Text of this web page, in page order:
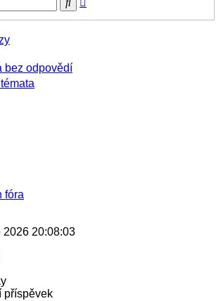
bez odpovědí
fóra
2026 20:08:03
příspěvek